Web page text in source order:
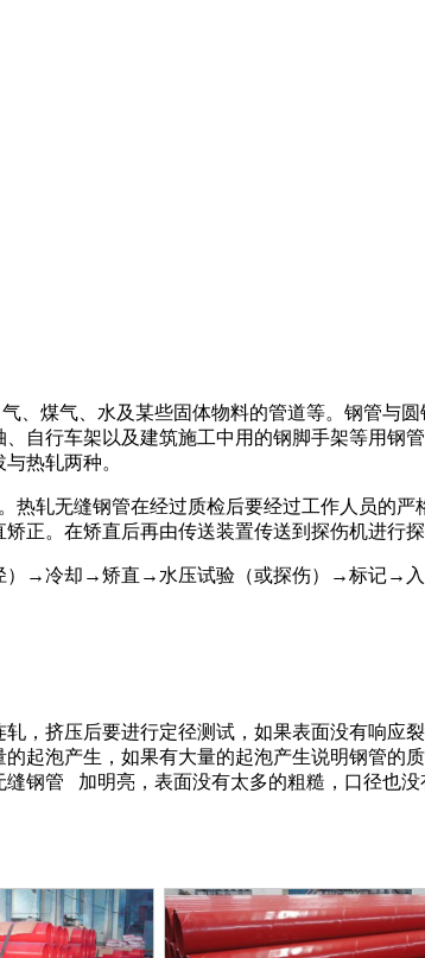
、煤气、水及某些固体物料的管道等。钢管与
自行车架以及建筑施工中用的钢脚手架等用钢
热轧两种。
热轧无缝钢管在经过质检后要经过工作人员的
正。在矫直后再由传送装置传送到探伤机进行探
冷却→矫直→水压试验（或探伤）→标记→入
轧，挤压后要进行定径测试，如果表面没有响应
起泡产生，如果有大量的起泡产生说明钢管的
钢管 加明亮，表面没有太多的粗糙，口径也没